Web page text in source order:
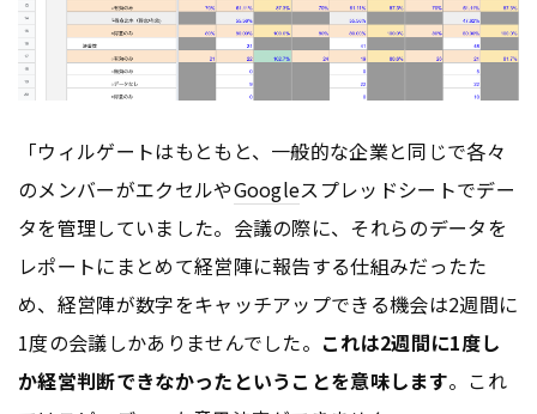
「ウィルゲートはもともと、一般的な企業と同じで各々
のメンバーがエクセルやGoogleスプレッドシートでデー
タを管理していました。会議の際に、それらのデータを
レポートにまとめて経営陣に報告する仕組みだったた
め、経営陣が数字をキャッチアップできる機会は2週間に
1度の会議しかありませんでした。 これは2週間に1度し
か経営判断できなかったということを意味します。これ